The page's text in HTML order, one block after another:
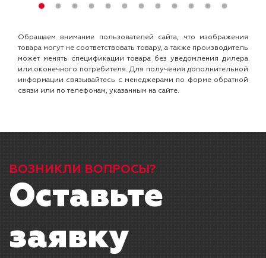
Обращаем внимание пользователей сайта, что изображения
товара могут не соответствовать товару, а также производитель
может менять спецификации товара без уведомления дилера
или оконечного потребителя. Для получения дополнительной
информации связывайтесь с менеджерами по форме обратной
связи или по телефонам, указанным на сайте.
ВОЗНИКЛИ ВОПРОСЫ?
Оставьте
заявку